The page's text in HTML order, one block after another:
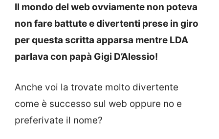
Il mondo del web ovviamente non poteva
non fare battute e divertenti prese in giro
per questa scritta apparsa mentre LDA
parlava con papà Gigi D’Alessio!
Anche voi la trovate molto divertente
come è successo sul web oppure no e
preferivate il nome?